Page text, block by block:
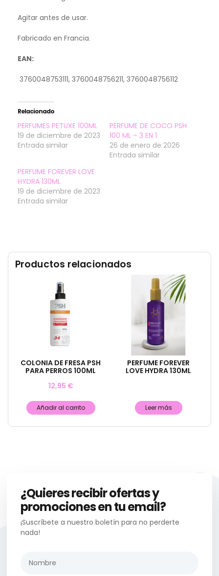
Productos relacionados
COLONIA DE FRESA PSH
PARA PERROS 100ML
12,95 €
Añadir al carrito
PERFUME FOREVER
LOVE HYDRA 130ML
Leer más
Agitar antes de usar.
Fabricado en Francia.
EAN:
3760048753111, 3760048756211, 3760048756112
Relacionado
PERFUMES PETUXE 100ML
19 de diciembre de 2023
Entrada similar
PERFUME DE COCO PSH
100 ML – 3 EN 1
26 de enero de 2026
Entrada similar
PERFUME FOREVER LOVE
HYDRA 130ML
19 de diciembre de 2023
Entrada similar
¿Quieres recibir ofertas y
promociones en tu email?
¡Suscríbete a nuestro boletín para no perderte
nada!